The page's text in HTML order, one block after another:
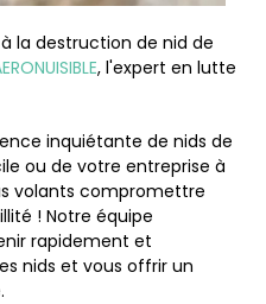
la destruction de nid de
, l'expert en lutte
inquiétante de nids de
ou de votre entreprise à
volants compromettre
! Notre équipe
rapidement et
nids et vous offrir un